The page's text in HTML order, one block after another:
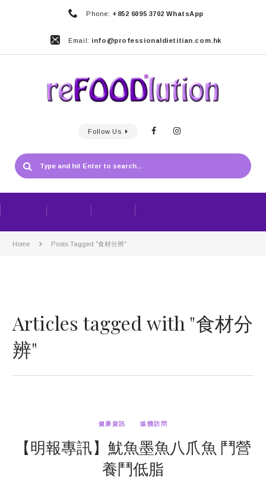
Phone: +852 6095 3702 WhatsApp
Email: info@professionaldietitian.com.hk
Follow Us
Home Posts Tagged "食材分辨"
Articles tagged with "食材分
辨"
健康資訊 媒體訪問
【明報專訊】魷魚墨魚八爪魚 鬥營
養鬥低脂